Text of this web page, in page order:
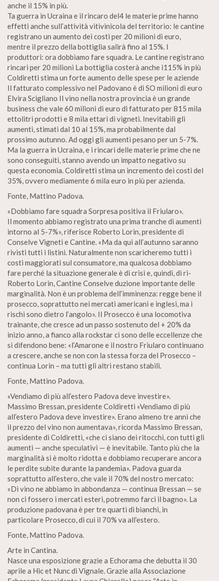
anche il 15% in più.
Ta guerra in Ucraina e il rincaro del4 le materie prime hanno
effetti anche sull’attività vitivinicola del territorio: le cantine
registrano un aumento dei costi per 20 milioni di euro,
mentre il prezzo della bottiglia salirà fino al 15%. I
produttori: ora dobbiamo fare squadra. Le cantine registrano
rincari per 20 milioni La bottiglia costerà anche i115% in più
Coldiretti stima un forte aumento delle spese per le aziende
Il fatturato complessivo nel Padovano è di SO milioni di euro
Elvira Scigliano Il vino nella nostra provincia è un grande
business che vale 60 milioni di euro di fatturato per 815 mila
ettolitri prodotti e 8 mila ettari di vigneti. Inevitabili gli
aumenti, stimati dal 10 al 15%, ma probabilmente dal
prossimo autunno. Ad oggi gli aumenti pesano per un 5-7%.
Ma la guerra in Ucraina, e i rincari delle materie prime che ne
sono conseguiti, stanno avendo un impatto negativo su
questa economia. Coldiretti stima un incremento dei costi del
35%, ovvero mediamente 6 mila euro in più per azienda.
Fonte, Mattino Padova.
«Dobbiamo fare squadra Sorpresa positiva il Friularo».
Il momento abbiamo registrato una prima tranche di aumenti
intorno al 5-7%», riferisce Roberto Lorin, presidente di
Conselve Vigneti e Cantine. «Ma da qui all’autunno saranno
rivisti tutti i listini. Naturalmente non scaricheremo tutti i
costi maggiorati sul consumatore, ma qualcosa dobbiamo
fare perché la situazione generale è di crisi e, quindi, di ri-
Roberto Lorin, Cantine Conselve duzione importante delle
marginalità. Non è un problema dell’imminenza: regge bene il
prosecco, soprattutto nei mercati americani e inglesi, ma i
rischi sono dietro l’angolo». Il Prosecco è una locomotiva
trainante, che cresce ad un passo sostenuto del + 20% da
inizio anno, a fianco alla rockstar ci sono delle eccellenze che
si difendono bene: «l’Amarone e il nostro Friularo continuano
a crescere, anche se non con la stessa forza del Prosecco –
continua Lorin – ma tutti gli altri restano stabili.
Fonte, Mattino Padova.
«Vendiamo di più all’estero Padova deve investire».
Massimo Bressan, presidente Coldiretti «Vendiamo di più
all’estero Padova deve investire». Erano almeno tre anni che
il prezzo del vino non aumentava», ricorda Massimo Bressan,
presidente di Coldiretti, «che ci siano dei ritocchi, con tutti gli
aumenti — anche speculativi — è inevitabile. Tanto più che la
marginalità si è molto ridotta e dobbiamo recuperare ancora
le perdite subite durante la pandemia». Padova guarda
soprattutto all’estero, che vale il 70% del nostro mercato:
«Di vino ne abbiamo in abbondanza — continua Bressan — se
non ci fossero i mercati esteri, potremmo farci il bagno». La
produzione padovana è per tre quarti di bianchi, in
particolare Prosecco, di cui il 70% va all’estero.
Fonte, Mattino Padova.
Arte in Cantina.
Nasce una esposizione grazie a Echorama che debutta il 30
aprile a Hic et Nunc di Vignale. Grazie alla Associazione